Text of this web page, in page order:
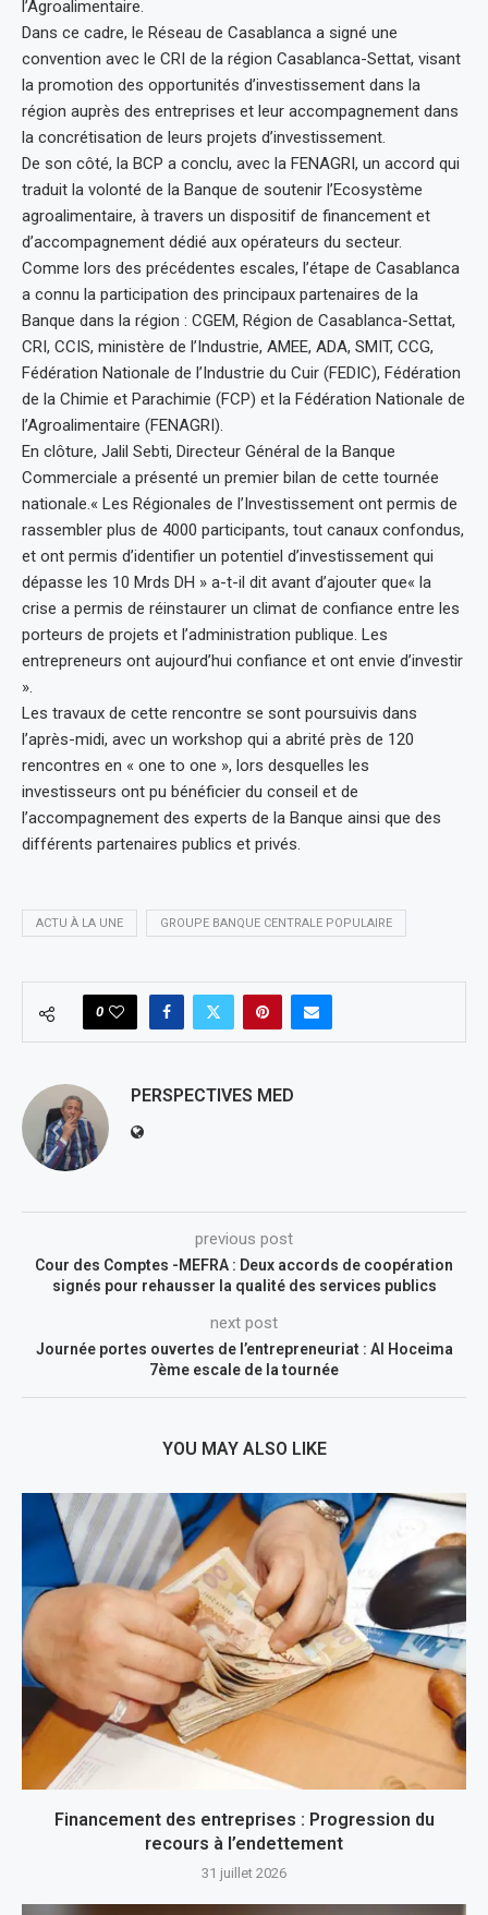
l’Agroalimentaire.
Dans ce cadre, le Réseau de Casablanca a signé une
convention avec le CRI de la région Casablanca-Settat, visant
la promotion des opportunités d’investissement dans la
région auprès des entreprises et leur accompagnement dans
la concrétisation de leurs projets d’investissement.
De son côté, la BCP a conclu, avec la FENAGRI, un accord qui
traduit la volonté de la Banque de soutenir l’Ecosystème
agroalimentaire, à travers un dispositif de financement et
d’accompagnement dédié aux opérateurs du secteur.
Comme lors des précédentes escales, l’étape de Casablanca
a connu la participation des principaux partenaires de la
Banque dans la région : CGEM, Région de Casablanca-Settat,
CRI, CCIS, ministère de l’Industrie, AMEE, ADA, SMIT, CCG,
Fédération Nationale de l’Industrie du Cuir (FEDIC), Fédération
de la Chimie et Parachimie (FCP) et la Fédération Nationale de
l’Agroalimentaire (FENAGRI).
En clôture, Jalil Sebti, Directeur Général de la Banque
Commerciale a présenté un premier bilan de cette tournée
nationale.« Les Régionales de l’Investissement ont permis de
rassembler plus de 4000 participants, tout canaux confondus,
et ont permis d’identifier un potentiel d’investissement qui
dépasse les 10 Mrds DH » a-t-il dit avant d’ajouter que« la
crise a permis de réinstaurer un climat de confiance entre les
porteurs de projets et l’administration publique. Les
entrepreneurs ont aujourd’hui confiance et ont envie d’investir
».
Les travaux de cette rencontre se sont poursuivis dans
l’après-midi, avec un workshop qui a abrité près de 120
rencontres en « one to one », lors desquelles les
investisseurs ont pu bénéficier du conseil et de
l’accompagnement des experts de la Banque ainsi que des
différents partenaires publics et privés.
ACTU À LA UNE GROUPE BANQUE CENTRALE POPULAIRE
0
PERSPECTIVES MED
previous post
Cour des Comptes -MEFRA : Deux accords de coopération
signés pour rehausser la qualité des services publics
next post
Journée portes ouvertes de l’entrepreneuriat : Al Hoceima
7ème escale de la tournée
YOU MAY ALSO LIKE
Financement des entreprises : Progression du
recours à l’endettement
31 juillet 2026